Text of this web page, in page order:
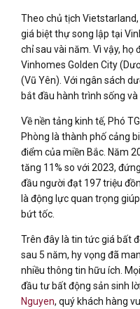
Theo chủ tịch
giá biệt thự song lập tại
chỉ sau vài năm. Vì vậy,
Vinhomes Golden City
(Vũ Yên). Với ngân sách
bắt đầu hành trình sống
Về nền tảng kinh tế, Phó
Phòng là thành phố cảng
điểm của miền Bắc. Năm
tăng 11% so với 2023,
đầu người đạt 197 triệu
là động lực quan trọng
bứt tốc.
Trên đây là tin tức giá bất
sau 5 năm, hy vọng đã
nhiều thông tin hữu ích.
đầu tư bất động sản sinh
Nguyen, quý khách hàng